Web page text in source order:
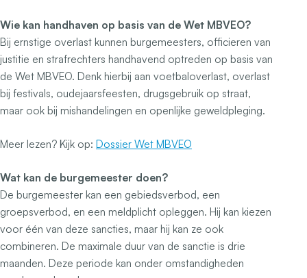
Wie kan handhaven op basis van de Wet MBVEO?
Bij ernstige overlast kunnen burgemeesters, officieren van
justitie en strafrechters handhavend optreden op basis van
de Wet MBVEO. Denk hierbij aan voetbaloverlast, overlast
bij festivals, oudejaarsfeesten, drugsgebruik op straat,
maar ook bij mishandelingen en openlijke geweldpleging.
Meer lezen? Kijk op: Dossier Wet MBVEO
Wat kan de burgemeester doen?
De burgemeester kan een gebiedsverbod, een
groepsverbod, en een meldplicht opleggen. Hij kan kiezen
voor één van deze sancties, maar hij kan ze ook
combineren. De maximale duur van de sanctie is drie
maanden. Deze periode kan onder omstandigheden